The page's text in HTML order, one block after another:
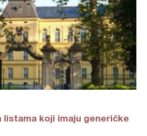
listama koji imaju generičke